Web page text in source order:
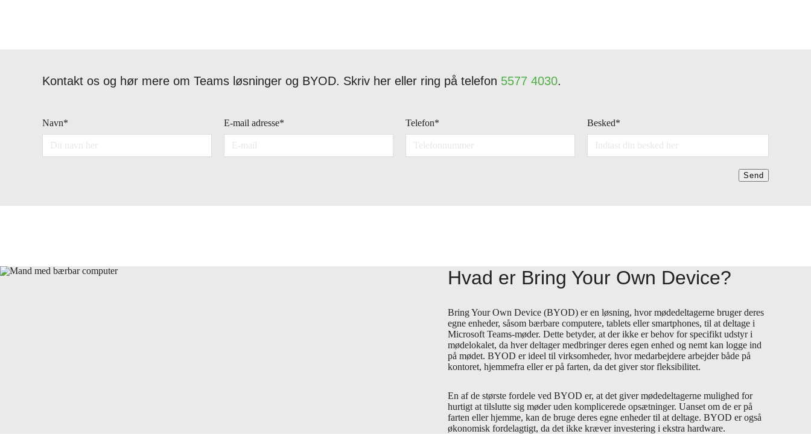
Kontakt os og hør mere om Teams løsninger og BYOD. Skriv her eller ring på telefon 5577 4030.
Navn* E-mail adresse* Telefon* Besked*
Send
Hvad er Bring Your Own Device?
Bring Your Own Device (BYOD) er en løsning, hvor mødedeltagerne bruger deres
egne enheder, såsom bærbare computere, tablets eller smartphones, til at deltage i
Microsoft Teams-møder. Dette betyder, at der ikke er behov for specifikt udstyr i
mødelokalet, da hver deltager medbringer deres egen enhed og nemt kan logge ind
på mødet. BYOD er ideel til virksomheder, hvor medarbejdere arbejder både på
kontoret, hjemmefra eller er på farten, da det giver stor fleksibilitet.
En af de største fordele ved BYOD er, at det giver mødedeltagerne mulighed for
hurtigt at tilslutte sig møder uden komplicerede opsætninger. Uanset om de er på
farten eller hjemme, kan de bruge deres egne enheder til at deltage. BYOD er også
økonomisk fordelagtigt, da det ikke kræver investering i ekstra hardware.